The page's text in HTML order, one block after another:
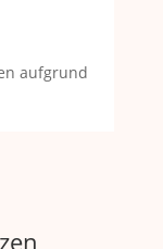
aufgrund